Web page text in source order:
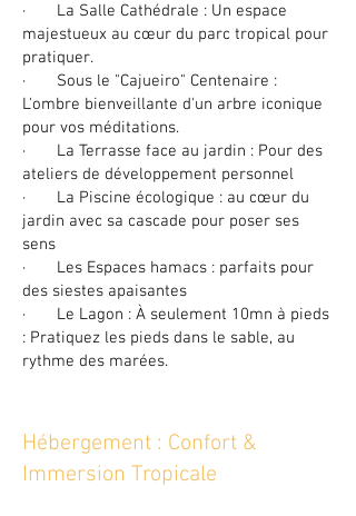
· La Salle Cathédrale : Un espace
majestueux au cœur du parc tropical pour
pratiquer.
· Sous le "Cajueiro" Centenaire :
L'ombre bienveillante d'un arbre iconique
pour vos méditations.
· La Terrasse face au jardin : Pour des
ateliers de développement personnel
· La Piscine écologique : au cœur du
jardin avec sa cascade pour poser ses
sens
· Les Espaces hamacs : parfaits pour
des siestes apaisantes
· Le Lagon : À seulement 10mn à pieds
: Pratiquez les pieds dans le sable, au
rythme des marées.
Hébergement : Confort &
Immersion Tropicale